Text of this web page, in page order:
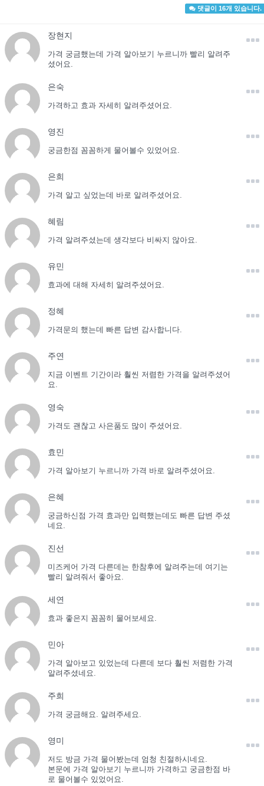
댓글이 16개 있습니다.
장현지
가격 궁금했는데 가격 알아보기 누르니까 빨리 알려주
셨어요.
은숙
가격하고 효과 자세히 알려주셨어요.
영진
궁금한점 꼼꼼하게 물어볼수 있었어요.
은희
가격 알고 싶었는데 바로 알려주셨어요.
혜림
가격 알려주셨는데 생각보다 비싸지 않아요.
유민
효과에 대해 자세히 알려주셨어요.
정혜
가격문의 했는데 빠른 답변 감사합니다.
주연
지금 이벤트 기간이라 훨씬 저렴한 가격을 알려주셨어
요.
영숙
가격도 괜찮고 사은품도 많이 주셨어요.
효민
가격 알아보기 누르니까 가격 바로 알려주셨어요.
은혜
궁금하신점 가격 효과만 입력했는데도 빠른 답변 주셨
네요.
진선
미즈케어 가격 다른데는 한참후에 알려주는데 여기는
빨리 알려줘서 좋아요.
세연
효과 좋은지 꼼꼼히 물어보세요.
민아
가격 알아보고 있었는데 다른데 보다 훨씬 저렴한 가격
알려주셨네요.
주희
가격 궁금해요. 알려주세요.
영미
저도 방금 가격 물어봤는데 엄청 친절하시네요.
본문에 가격 알아보기 누르니까 가격하고 궁금한점 바
로 물어볼수 있었어요.